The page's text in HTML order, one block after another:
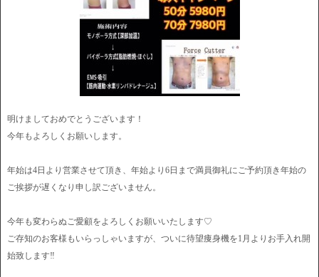
明けましておめでとうございます！
今年もよろしくお願いします。
年始は4日より営業させて頂き、年始より6日まで満員御礼にご予約頂き年始の
ご挨拶が遅くなり申し訳ございません。
今年も変わらぬご愛顧をよろしくお願いいたします♡
ご存知のお客様もいらっしゃいますが、ついに待望痩身機を1月よりお手入れ開
始致します‼️